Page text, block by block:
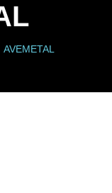
AVEMETAL